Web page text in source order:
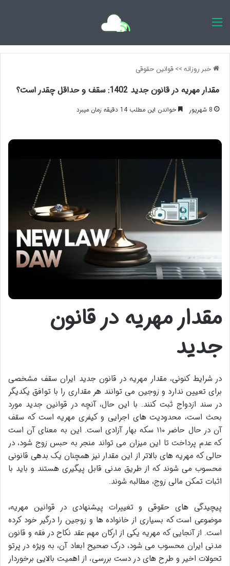
خبر روزانه>>قوانین حقوقی
مقدار مهریه در قانون جدید 1402: سقف و حداقل چقدر است؟
8 شهریور خواندن این مطلب 14 دقیقه زمان میبرد
مقدار مهریه در قانون
جدید
در شرایط کنونی، مقدار مهریه در قانون جدید ایران سقف مشخصی
برای تعیین ندارد و زوجین می توانند هر مقداری را با توافق یکدیگر
در سند ازدواج ثبت کنند. با این حال، آنچه در قوانین جدید مورد
بحث است، محدودیت های اجرایی و کیفری مهریه است که سقف
آن در حال حاضر ۱۱۰ سکه بهار آزادی است. این به معنای آن است
که عدم پرداخت تا این میزان می تواند منجر به حبس زوج شود، در
حالی که مهریه های بالاتر از این مقدار نیز همچنان یک بدهی قانونی
محسوب می شوند که از طریق مدنی قابل پیگیری هستند و باید با
اثبات تمکن مالی زوج، مطالبه شوند.
پیچیدگی های حقوقی و تغییرات پیشنهادی در قوانین مهریه،
موضوعی است که بسیاری از خانواده ها و زوجین را درگیر خود کرده
است. از آنجایی که مهریه یکی از ارکان مهم عقد نکاح در فقه و قانون
مدنی ایران محسوب می شود، درک صحیح ابعاد آن، به ویژه در پرتو
تحولات اخیر و طرح های در دست بررسی، از اهمیت بالایی برخوردار